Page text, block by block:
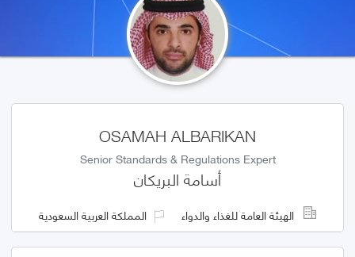
OSAMAH ALBARIKAN
Senior Standards & Regulations Expert
أسامة البريكان
الهيئة العامة للغذاء والدواء المملكة العربية السعودية